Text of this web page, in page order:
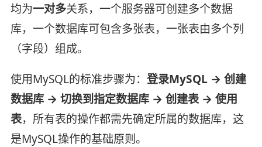
均为一对多关系，一个服务器可创建多个数据
库，一个数据库可包含多张表，一张表由多个列
（字段）组成。
使用MySQL的标准步骤为： 登录MySQL → 创建
数据库 → 切换到指定数据库 → 创建表 → 使用
表，所有表的操作都需先确定所属的数据库，这
是MySQL操作的基础原则。